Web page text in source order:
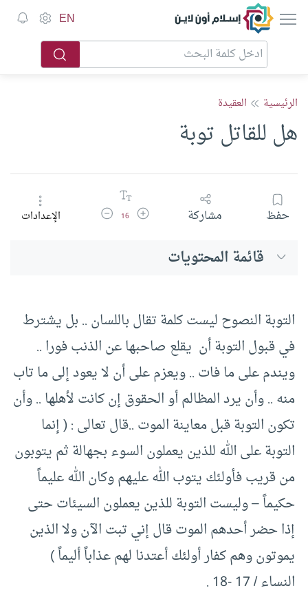
إسلام أون لاين EN
الرئيسية العقيدة
هل للقاتل توبة
حفظ مشاركة زيادة حجم الخط
16 تقليل حجم الخطالإعدادات
قائمة المحتويات
التوبة النصوح ليست كلمة تقال باللسان .. بل يشترط
في قبول التوبة أن يقلع صاحبها عن الذنب فورا ..
ويندم على ما فات .. ويعزم على أن لا يعود إلى ما تاب
منه .. وأن يرد المظالم أو الحقوق إن كانت لأهلها .. وأن
تكون التوبة قبل معاينة الموت ..قال تعالى : ( إنما
التوبة على الله للذين يعملون السوء بجهالة ثم يتوبون
من قريب فأولئك يتوب الله عليهم وكان الله عليماً
حكيماً – وليست التوبة للذين يعملون السيئات حتى
إذا حضر أحدهم الموت قال إني تبت الآن ولا الذين
يموتون وهم كفار أولئك أعتدنا لهم عذاباً أليماً )
النساء / 17 -18 .